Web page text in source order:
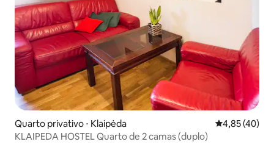
Quarto privativo ⋅ Klaipėda 4,85 de uma
4,85 (40)
KLAIPEDA HOSTEL Quarto de 2 camas (duplo)